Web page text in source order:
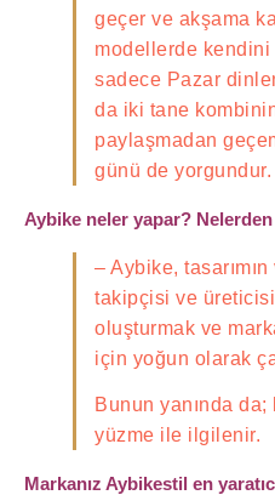
geçer ve akşama
modellerde
sadece Pazar
da iki tane
paylaşmadan
günü de yorgundur.
Aybike neler yapar?
– Aybike,
takipçisi ve
oluşturmak ve
için yoğun olarak
Bunun yanında
yüzme ile ilgilenir.
Markanız Aybikestil en